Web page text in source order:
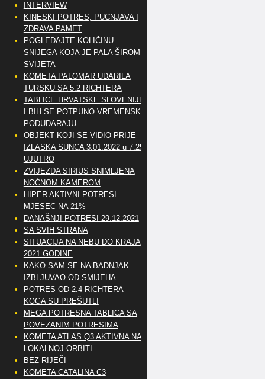
INTERVIEW
KINESKI POTRES, PUCNJAVA I
ZDRAVA PAMET
POGLEDAJTE KOLIČINU
SNIJEGA KOJA JE PALA ŠIROM
SVIJETA
KOMETA PALOMAR UDARILA
TURSKU SA 5.2 RICHTERA
TABLICE HRVATSKE SLOVENIJE
I BIH SE POTPUNO VREMENSKI
PODUDARAJU
OBJEKT KOJI SE VIDIO PRIJE
IZLASKA SUNCA 3.01.2022 u 7:25
UJUTRO
ZVIJEZDA SIRIUS SNIMLJENA
NOĆNOM KAMEROM
HIPER AKTIVNI POTRESI –
MJESEC NA 21%
DANAŠNJI POTRESI 29.12.2021
SA SVIH STRANA
SITUACIJA NA NEBU DO KRAJA
2021 GODINE
KAKO SAM SE NA BADNJAK
IZBLJUVAO OD SMIJEHA
POTRES OD 2.4 RICHTERA
KOGA SU PREŠUTLI
MEGA POTRESNA TABLICA SA
POVEZANIM POTRESIMA
KOMETA ATLAS Q3 AKTIVNA NA
LOKALNOJ ORBITI
BEZ RIJEČI
KOMETA CATALINA C3